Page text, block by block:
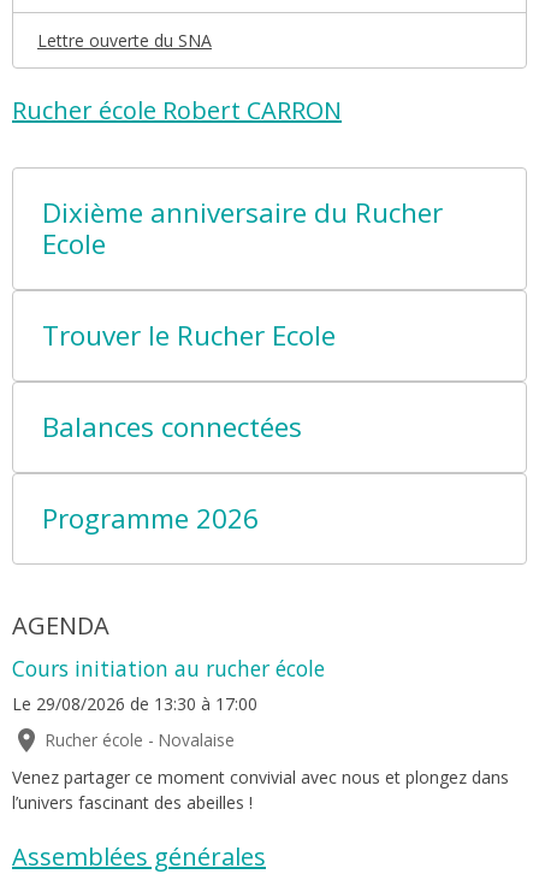
Lettre ouverte du SNA
Rucher école Robert CARRON
Dixième anniversaire du Rucher
Ecole
Trouver le Rucher Ecole
Balances connectées
Programme 2026
AGENDA
Cours initiation au rucher école
Le 29/08/2026 de 13:30 à 17:00
Rucher école - Novalaise
Venez partager ce moment convivial avec nous et plongez dans
l’univers fascinant des abeilles !
Assemblées générales